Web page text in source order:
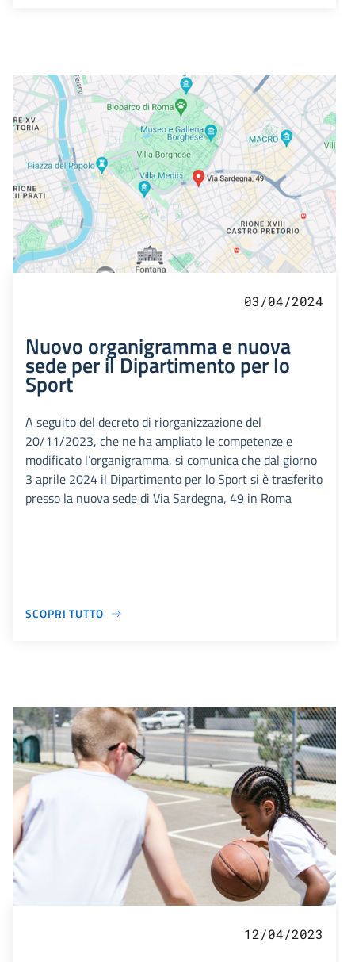
03/04/2024
Nuovo organigramma e nuova
sede per il Dipartimento per lo
Sport
A seguito del decreto di riorganizzazione del
20/11/2023, che ne ha ampliato le competenze e
modificato l’organigramma, si comunica che dal giorno
3 aprile 2024 il Dipartimento per lo Sport si è trasferito
presso la nuova sede di Via Sardegna, 49 in Roma
SCOPRI TUTTO
12/04/2023